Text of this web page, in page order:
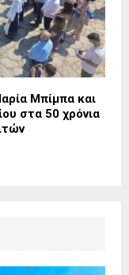
Μπίμπα και
στα 50 χρόνια